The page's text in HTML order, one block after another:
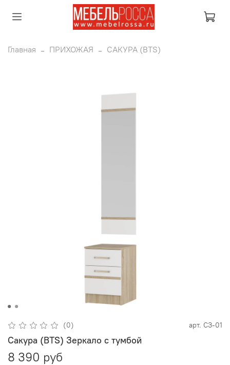
Главная ПРИХОЖАЯ САКУРА (BTS)
(0) арт. СЗ-01
Сакура (BTS) Зеркало с тумбой
8 390 руб